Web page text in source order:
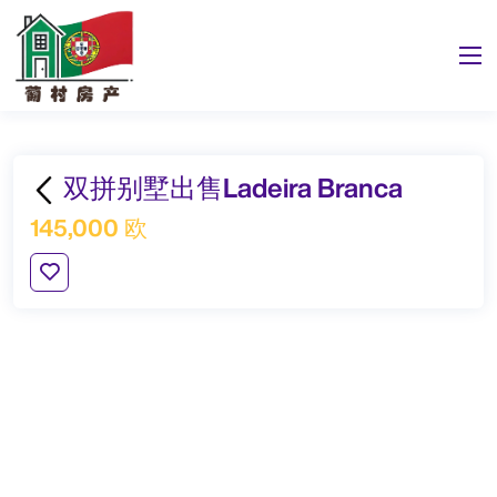
双拼别墅出售Ladeira Branca
145,000 欧